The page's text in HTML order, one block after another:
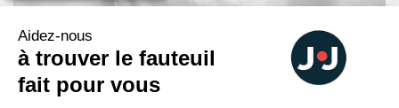
Aidez-nous
à trouver le fauteuil
fait pour vous